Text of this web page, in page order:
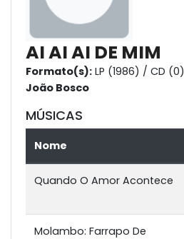
AI AI AI DE MIM
Formato(s): LP (1986) / CD (0)
João Bosco
MÚSICAS
Nome
Quando O Amor Acontece
Molambo: Farrapo De